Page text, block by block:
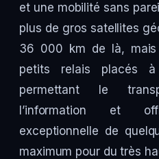
et une mobilité sans
plus de gros satellites
36 000 km de là, mais
petits relais placés
permettant le
l’information et
exceptionnelle de
maximum pour du très